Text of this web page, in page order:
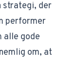
strategi, der
performer
alle gode
om, at